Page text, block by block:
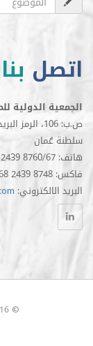
بنا
الدولية للمطاحن
mea.com